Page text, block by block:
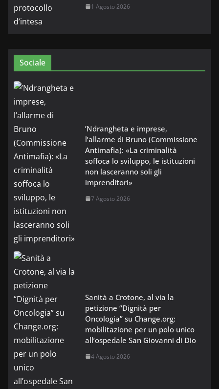
1 Agosto 2026
Sociale
’Ndrangheta e imprese,
l’allarme di Bruno (Commissione
Antimafia): «La criminalità
soffoca lo sviluppo, le istituzioni
non lasceranno soli gli
imprenditori»
7 Agosto 2026
Sanità a Crotone, al via la
petizione “Dignità per
Oncologia” su Change.org:
mobilitazione per un polo unico
all’ospedale San Giovanni di Dio
4 Agosto 2026